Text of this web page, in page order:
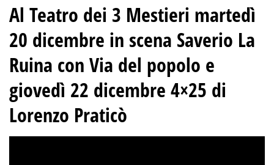
Al Teatro dei 3 Mestieri martedì
20 dicembre in scena Saverio La
Ruina con Via del popolo e
giovedì 22 dicembre 4×25 di
Lorenzo Praticò